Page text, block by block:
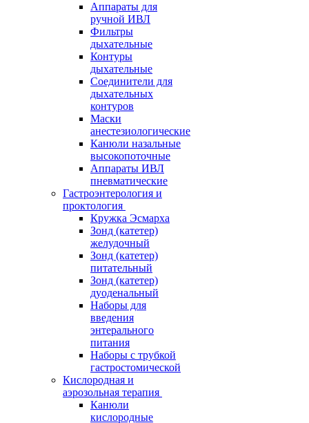
Аппараты для
ручной ИВЛ
Фильтры
дыхательные
Контуры
дыхательные
Соединители для
дыхательных
контуров
Маски
анестезиологические
Канюли назальные
высокопоточные
Аппараты ИВЛ
пневматические
Гастроэнтерология и
проктология
Кружка Эсмарха
Зонд (катетер)
желудочный
Зонд (катетер)
питательный
Зонд (катетер)
дуоденальный
Наборы для
введения
энтерального
питания
Наборы с трубкой
гастростомической
Кислородная и
аэрозольная терапия
Канюли
кислородные